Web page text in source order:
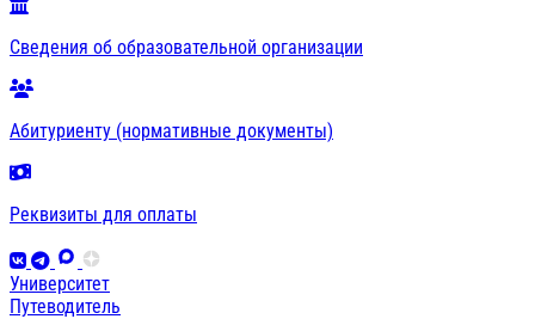
Сведения об образовательной организации
Абитуриенту (нормативные документы)
Реквизиты для оплаты
Университет
Путеводитель